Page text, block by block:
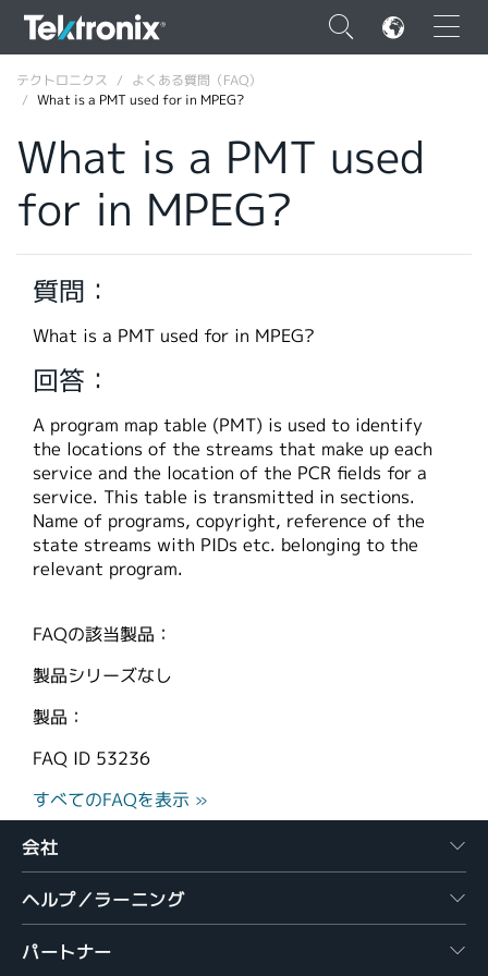
×
ENGLISH
FRANÇAIS
DEUTSCH
VIỆT NAM
简体中文
日本語
韓国語
繁體中文
テクトロニクス
よくある質問（FAQ）
What is a PMT used for in MPEG?
What is a PMT used
for in MPEG?
質問：
What is a PMT used for in MPEG?
回答：
A program map table (PMT) is used to identify
the locations of the streams that make up each
service and the location of the PCR fields for a
service. This table is transmitted in sections.
Name of programs, copyright, reference of the
state streams with PIDs etc. belonging to the
relevant program.
FAQの該当製品：
製品シリーズなし
製品：
FAQ ID 53236
すべてのFAQを表示 »
会社
ヘルプ／ラーニング
パートナー